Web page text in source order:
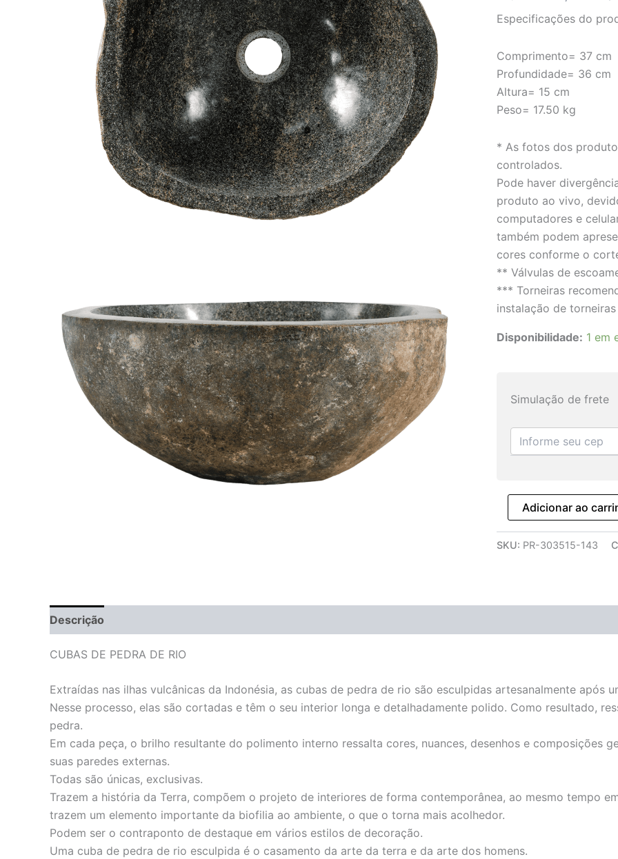
Especificações do
Comprimento= 37 cm
Profundidade= 36 cm
Altura= 15 cm
Peso= 17.50 kg
* As fotos dos
controlados.
Pode haver
produto ao vivo,
computadores e
também podem
cores conforme o
** Válvulas de
*** Torneiras
instalação de
Disponibilidade: 1 em
Simulação de frete
-
DE
RIO
quantidade
Adicionar ao
SKU: PR-303515-143
Descrição
CUBAS DE PEDRA DE RIO
Extraídas nas ilhas vulcânicas da Indonésia, as cubas de pedra de rio são esculpidas artesanalmente após
Nesse processo, elas são cortadas e têm o seu interior longa e detalhadamente polido. Como resultado,
pedra.
Em cada peça, o brilho resultante do polimento interno ressalta cores, nuances, desenhos e composições
suas paredes externas.
Todas são únicas, exclusivas.
Trazem a história da Terra, compõem o projeto de interiores de forma contemporânea, ao mesmo tempo
trazem um elemento importante da biofilia ao ambiente, o que o torna mais acolhedor.
Podem ser o contraponto de destaque em vários estilos de decoração.
Uma cuba de pedra de rio esculpida é o casamento da arte da terra e da arte dos homens.